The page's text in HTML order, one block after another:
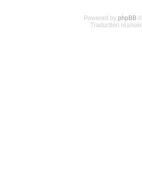
Powered by phpBB©
Traduction